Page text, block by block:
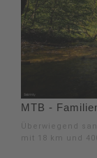
MTB -
Überwiegend
mit 18 km und